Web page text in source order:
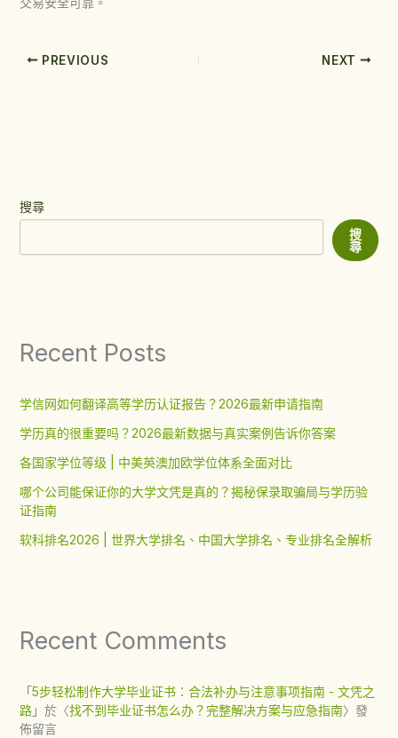
PREVIOUS NEXT
搜尋
搜
尋
Recent Posts
学信网如何翻译高等学历认证报告？2026最新申请指南
学历真的很重要吗？2026最新数据与真实案例告诉你答案
各国家学位等级 | 中美英澳加欧学位体系全面对比
哪个公司能保证你的大学文凭是真的？揭秘保录取骗局与学历验
证指南
软科排名2026 | 世界大学排名、中国大学排名、专业排名全解析
Recent Comments
「5步轻松制作大学毕业证书：合法补办与注意事项指南 - 文凭之
路」於〈找不到毕业证书怎么办？完整解决方案与应急指南〉發
佈留言